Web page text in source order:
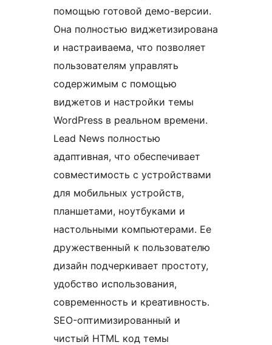
помощью готовой демо-версии.
Она полностью виджетизирована
и настраиваема, что позволяет
пользователям управлять
содержимым с помощью
виджетов и настройки темы
WordPress в реальном времени.
Lead News полностью
адаптивная, что обеспечивает
совместимость с устройствами
для мобильных устройств,
планшетами, ноутбуками и
настольными компьютерами. Ее
дружественный к пользователю
дизайн подчеркивает простоту,
удобство использования,
современность и креативность.
SEO-оптимизированный и
чистый HTML код темы